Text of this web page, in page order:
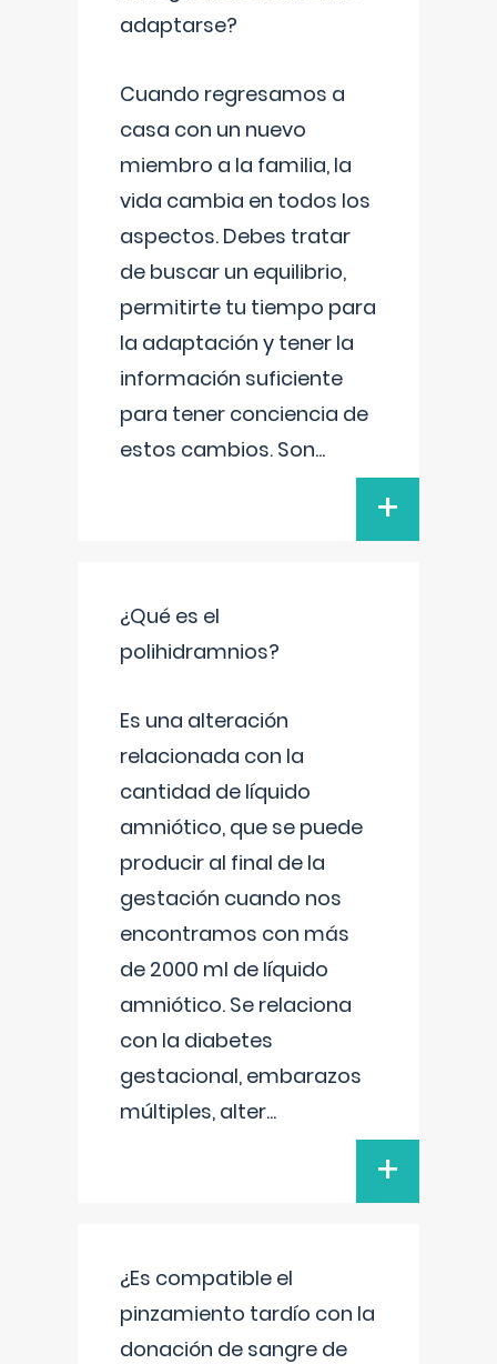
adaptarse?
Cuando regresamos a
casa con un nuevo
miembro a la familia, la
vida cambia en todos los
aspectos. Debes tratar
de buscar un equilibrio,
permitirte tu tiempo para
la adaptación y tener la
información suficiente
para tener conciencia de
estos cambios. Son...
+
¿Qué es el
polihidramnios?
Es una alteración
relacionada con la
cantidad de líquido
amniótico, que se puede
producir al final de la
gestación cuando nos
encontramos con más
de 2000 ml de líquido
amniótico. Se relaciona
con la diabetes
gestacional, embarazos
múltiples, alter...
+
¿Es compatible el
pinzamiento tardío con la
donación de sangre de